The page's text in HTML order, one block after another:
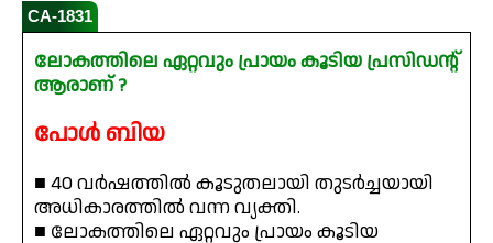
CA-1831
ലോകത്തിലെ ഏറ്റവും പ്രായം കൂടിയ പ്രസിഡന്റ്
ആരാണ് ?
പോൾ ബിയ
■ 40 വർഷത്തിൽ കൂടുതലായി തുടർച്ചയായി
അധികാരത്തിൽ വന്ന വ്യക്തി.
■ ലോകത്തിലെ ഏറ്റവും പ്രായം കൂടിയ